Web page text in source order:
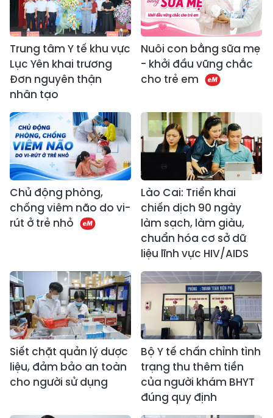
Trung tâm Y tế khu vực
Lục Yên khai trương
Đơn nguyên thận
nhân tạo
Nuôi con bằng sữa mẹ
- khởi đầu vững chắc
cho trẻ em
Chủ động phòng,
chống viêm não do vi-
rút ở trẻ nhỏ
Lào Cai: Triển khai
chiến dịch 90 ngày
làm sạch, làm giàu,
chuẩn hóa cơ sở dữ
liệu lĩnh vực HIV/AIDS
Siết chặt quản lý dược
liệu, đảm bảo an toàn
cho người sử dụng
Bộ Y tế chấn chỉnh tình
trạng thu thêm tiền
của người khám BHYT
đúng quy định